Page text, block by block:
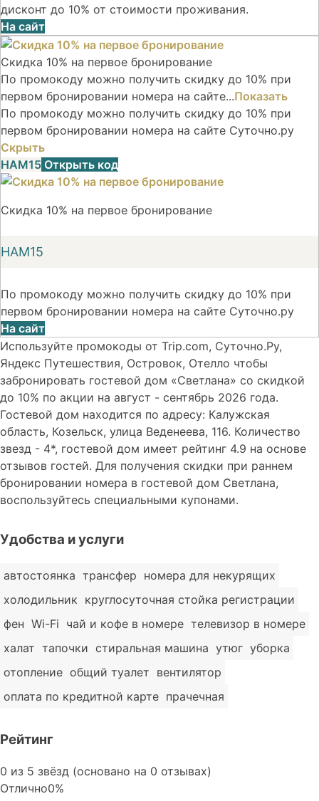
дисконт до 10% от стоимости проживания.
На сайт
Скидка 10% на первое бронирование
По промокоду можно получить скидку до 10% при
первом бронировании номера на сайте...Показать
По промокоду можно получить скидку до 10% при
первом бронировании номера на сайте Суточно.ру
Скрыть
НАМ15 Открыть код
Скидка 10% на первое бронирование
НАМ15
По промокоду можно получить скидку до 10% при
первом бронировании номера на сайте Суточно.ру
На сайт
Используйте промокоды от Trip.com, Суточно.Ру,
Яндекс Путешествия, Островок, Отелло чтобы
забронировать гостевой дом «Светлана» со скидкой
до 10% по акции на август - сентябрь 2026 года.
Гостевой дом находится по адресу: Калужская
область, Козельск, улица Веденеева, 116. Количество
звезд - 4*, гостевой дом имеет рейтинг 4.9 на основе
отзывов гостей. Для получения скидки при раннем
бронировании номера в гостевой дом Светлана,
воспользуйтесь специальными купонами.
Удобства и услуги
автостоянка трансфер номера для некурящих
холодильник круглосуточная стойка регистрации
фен Wi-Fi чай и кофе в номере телевизор в номере
халат тапочки стиральная машина утюг уборка
отопление общий туалет вентилятор
оплата по кредитной карте прачечная
Рейтинг
Rated
0
0 из 5 звёзд (основано на 0 отзывах)
Отлично0%